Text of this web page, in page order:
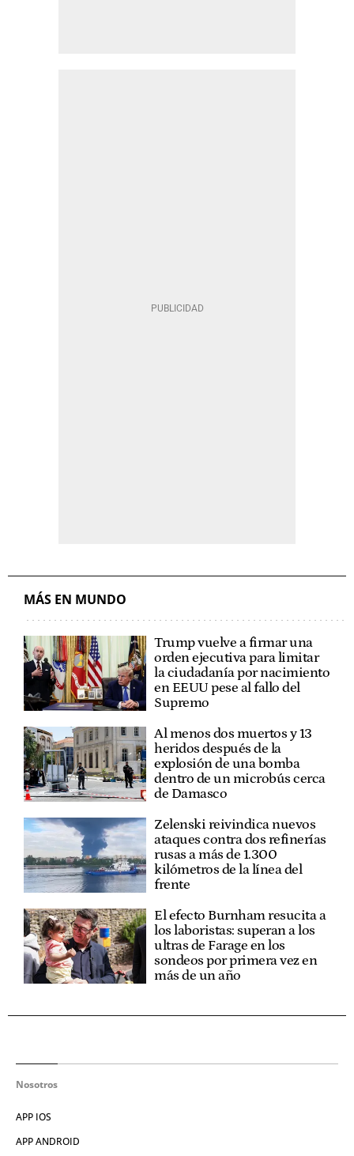
MÁS EN MUNDO
Trump vuelve a firmar una
orden ejecutiva para limitar
la ciudadanía por nacimiento
en EEUU pese al fallo del
Supremo
Al menos dos muertos y 13
heridos después de la
explosión de una bomba
dentro de un microbús cerca
de Damasco
Zelenski reivindica nuevos
ataques contra dos refinerías
rusas a más de 1.300
kilómetros de la línea del
frente
El efecto Burnham resucita a
los laboristas: superan a los
ultras de Farage en los
sondeos por primera vez en
más de un año
Nosotros
APP IOS
APP ANDROID